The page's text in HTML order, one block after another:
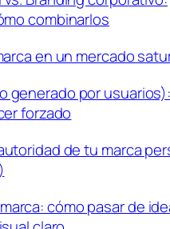
combinarlos
en un mercado
generado por
forzado
de tu marca
cómo pasar de